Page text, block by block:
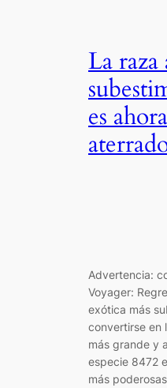
La raza
es
Advertencia:
Voyager:
exótica más
convertirse en
más grande y
especie 8472
más